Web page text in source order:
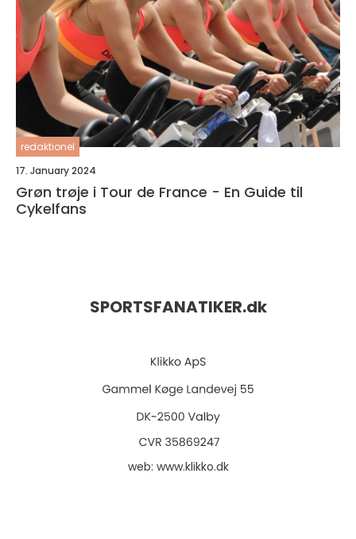
redaktionel
17. January 2024
Grøn trøje i Tour de France - En Guide til
Cykelfans
SPORTSFANATIKER.dk
web: www.klikko.dk